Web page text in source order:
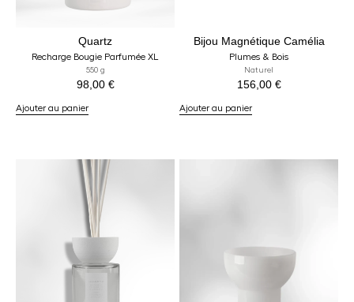
Quartz
Recharge Bougie Parfumée XL
550 g
98,00 €
Ajouter au panier
Bijou Magnétique Camélia
Plumes & Bois
Naturel
156,00 €
Ajouter au panier